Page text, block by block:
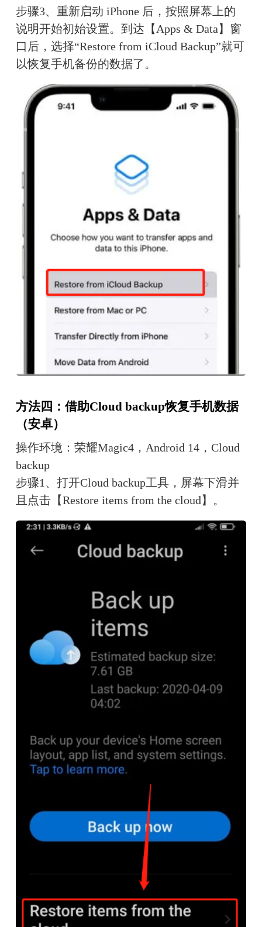
步骤3、重新启动 iPhone 后，按照屏幕上的
说明开始初始设置。到达【Apps & Data】窗
口后，选择“Restore from iCloud Backup”就可
以恢复手机备份的数据了。
方法四：借助Cloud backup恢复手机数据
（安卓）
操作环境：荣耀Magic4，Android 14，Cloud
backup
步骤1、打开Cloud backup工具，屏幕下滑并
且点击【Restore items from the cloud】。